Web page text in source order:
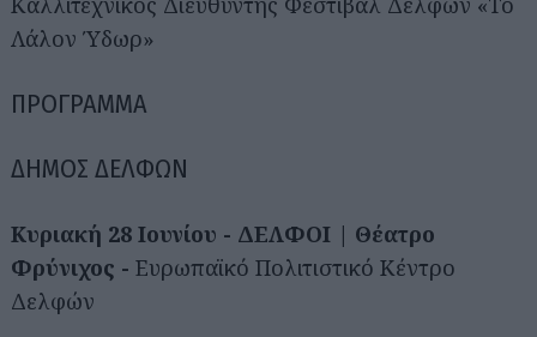
Λάλον Ύδωρ»
ΠΡΟΓΡΑΜΜΑ
ΔΗΜΟΣ ΔΕΛΦΩΝ
Κυριακή 28 Ιουνίου - ΔΕΛΦΟΙ | Θέατρο
Φρύνιχος - Ευρωπαϊκό Πολιτιστικό Κέντρο
Δελφών